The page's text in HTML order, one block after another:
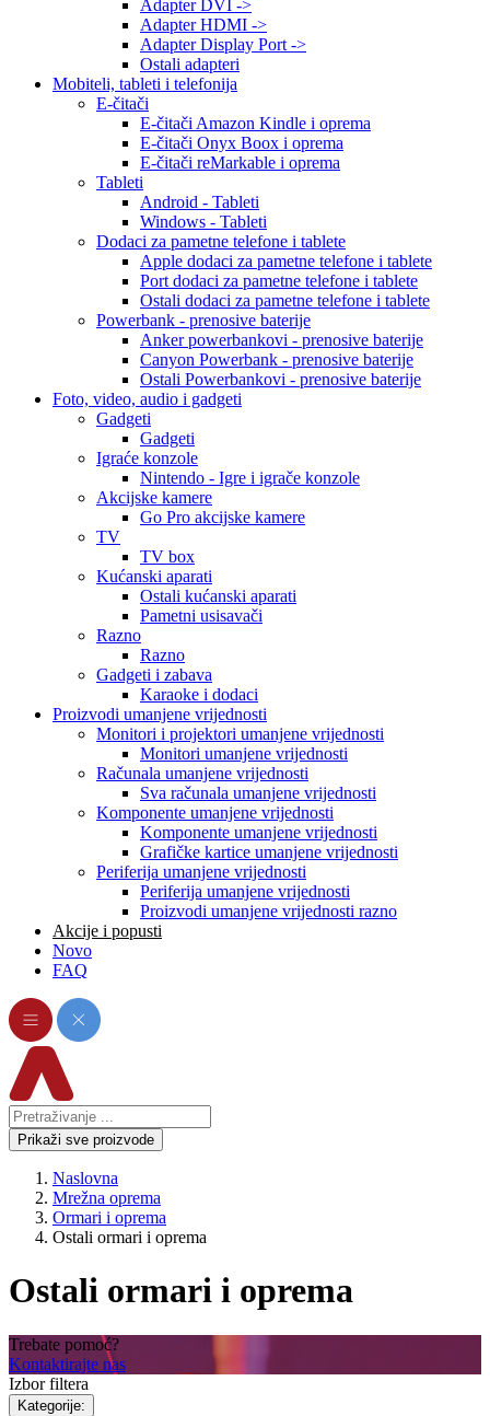
Adapter DVI ->
Adapter HDMI ->
Adapter Display Port ->
Ostali adapteri
Mobiteli, tableti i telefonija
E-čitači
E-čitači Amazon Kindle i oprema
E-čitači Onyx Boox i oprema
E-čitači reMarkable i oprema
Tableti
Android - Tableti
Windows - Tableti
Dodaci za pametne telefone i tablete
Apple dodaci za pametne telefone i tablete
Port dodaci za pametne telefone i tablete
Ostali dodaci za pametne telefone i tablete
Powerbank - prenosive baterije
Anker powerbankovi - prenosive baterije
Canyon Powerbank - prenosive baterije
Ostali Powerbankovi - prenosive baterije
Foto, video, audio i gadgeti
Gadgeti
Gadgeti
Igraće konzole
Nintendo - Igre i igrače konzole
Akcijske kamere
Go Pro akcijske kamere
TV
TV box
Kućanski aparati
Ostali kućanski aparati
Pametni usisavači
Razno
Razno
Gadgeti i zabava
Karaoke i dodaci
Proizvodi umanjene vrijednosti
Monitori i projektori umanjene vrijednosti
Monitori umanjene vrijednosti
Računala umanjene vrijednosti
Sva računala umanjene vrijednosti
Komponente umanjene vrijednosti
Komponente umanjene vrijednosti
Grafičke kartice umanjene vrijednosti
Periferija umanjene vrijednosti
Periferija umanjene vrijednosti
Proizvodi umanjene vrijednosti razno
Akcije i popusti
Novo
FAQ
Prikaži sve proizvode
Naslovna
Mrežna oprema
Ormari i oprema
Ostali ormari i oprema
Ostali ormari i oprema
Trebate pomoć?
Kontaktirajte nas
Izbor filtera
Kategorije: